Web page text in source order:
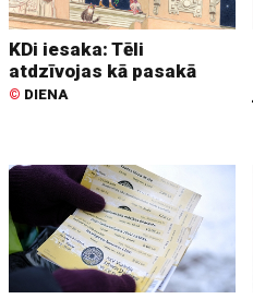
KDi iesaka: Tēli
atdzīvojas kā pasakā
© DIENA